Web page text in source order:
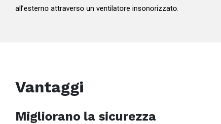
all’esterno attraverso un ventilatore insonorizzato.
Vantaggi
Migliorano la sicurezza